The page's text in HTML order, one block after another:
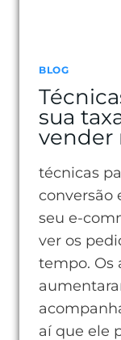
BLOG
sua
vender
técnicas
conversão
seu e-
ver os
tempo. Os
aí que ele